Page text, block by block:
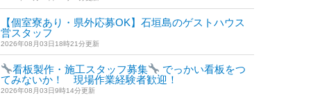
【個室寮あり・県外応募OK】石垣島のゲストハウス
スタッフ
2026年08月03日18時21分更新
看板製作・施工スタッフ募集
でっかい看板をつ
みないか！ 現場作業経験者歓迎！
2026年08月03日9時14分更新